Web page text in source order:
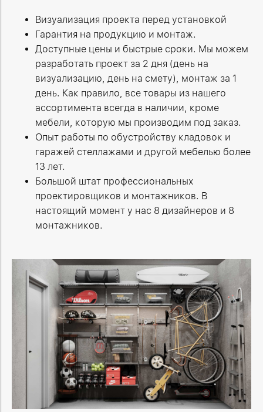
Визуализация проекта перед установкой
Гарантия на продукцию и монтаж.
Доступные цены и быстрые сроки. Мы можем
разработать проект за 2 дня (день на
визуализацию, день на смету), монтаж за 1
день. Как правило, все товары из нашего
ассортимента всегда в наличии, кроме
мебели, которую мы производим под заказ.
Опыт работы по обустройству кладовок и
гаражей стеллажами и другой мебелью более
13 лет.
Большой штат профессиональных
проектировщиков и монтажников. В
настоящий момент у нас 8 дизайнеров и 8
монтажников.